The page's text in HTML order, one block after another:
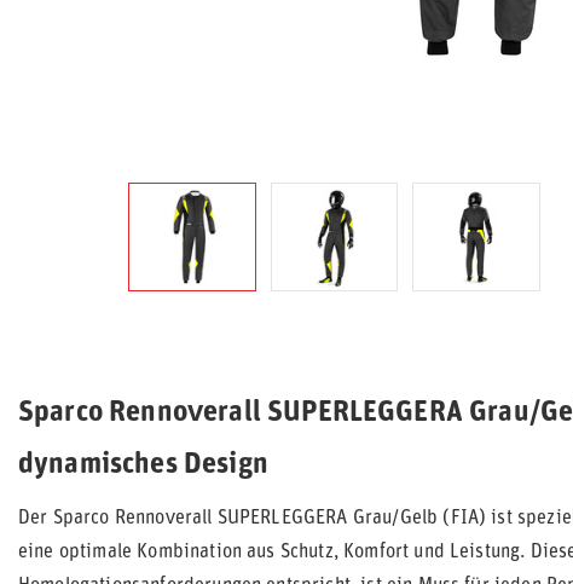
Sparco Rennoverall SUPERLEGGERA
dynamisches Design
Der Sparco Rennoverall SUPERLEGGERA Grau/Gelb (FIA) ist
eine optimale Kombination aus Schutz, Komfort und Leistung.